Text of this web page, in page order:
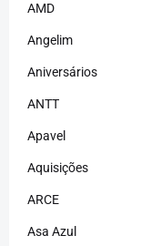
AMD
Angelim
Aniversários
ANTT
Apavel
Aquisições
ARCE
Asa Azul